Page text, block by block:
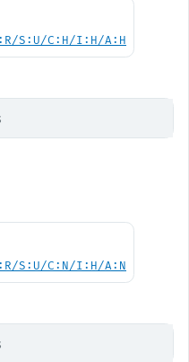
S:U/C:H/I:H/A:H
S:U/C:N/I:H/A:N